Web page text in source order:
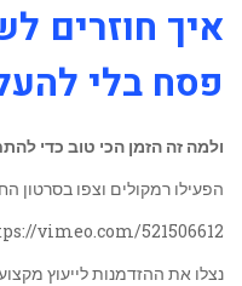
איך חוזרים
פסח בלי
ולמה זה הזמן הכי טוב כדי
הפעילו רמקולים וצפו בסרטון
vimeo.com/521506612
נצלו את ההזדמנות לייעוץ